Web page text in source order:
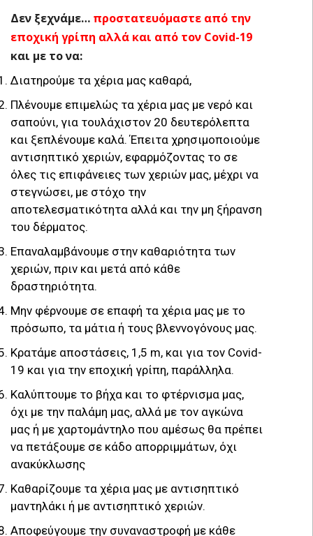
Δεν ξεχνάμε… προστατευόμαστε από την
εποχική γρίπη αλλά και από τον Covid-19
και με το να:
Διατηρούμε τα χέρια μας καθαρά,
Πλένουμε επιμελώς τα χέρια μας με νερό και
σαπούνι, για τουλάχιστον 20 δευτερόλεπτα
και ξεπλένουμε καλά. Έπειτα χρησιμοποιούμε
αντισηπτικό χεριών, εφαρμόζοντας το σε
όλες τις επιφάνειες των χεριών μας, μέχρι να
στεγνώσει, με στόχο την
αποτελεσματικότητα αλλά και την μη ξήρανση
του δέρματος.
Επαναλαμβάνουμε στην καθαριότητα των
χεριών, πριν και μετά από κάθε
δραστηριότητα.
Μην φέρνουμε σε επαφή τα χέρια μας με το
πρόσωπο, τα μάτια ή τους βλεννογόνους μας.
Κρατάμε αποστάσεις, 1,5 m, και για τον Covid-
19 και για την εποχική γρίπη, παράλληλα.
Καλύπτουμε το βήχα και το φτέρνισμα μας,
όχι με την παλάμη μας, αλλά με τον αγκώνα
μας ή με χαρτομάντηλο που αμέσως θα πρέπει
να πετάξουμε σε κάδο απορριμμάτων, όχι
ανακύκλωσης
Καθαρίζουμε τα χέρια μας με αντισηπτικό
μαντηλάκι ή με αντισηπτικό χεριών.
Αποφεύγουμε την συναναστροφή με κάθε